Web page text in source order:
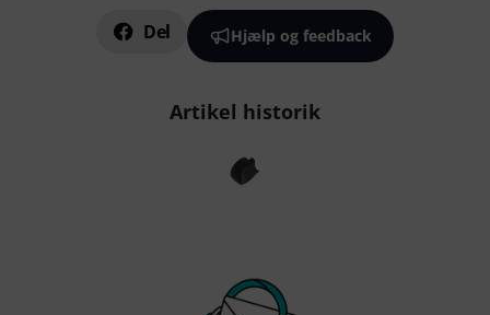
Del Hjælp og feedback
Artikel historik